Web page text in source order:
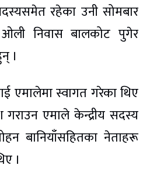
रहेका उनी सोमबार
निवास बालकोट पुगेर
।
एमालेमा स्वागत गरेका थिए
गराउन एमाले केन्द्रीय सदस्य
बानियाँसहितका नेताहरू
।